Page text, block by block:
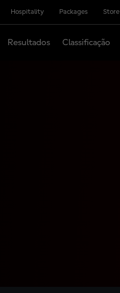
Hospitality Packages Store
Resultados Classificação